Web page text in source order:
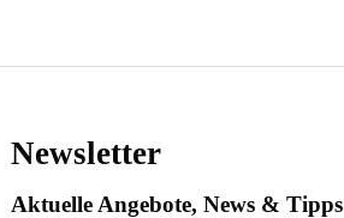
Newsletter
Aktuelle Angebote, News & Tipps